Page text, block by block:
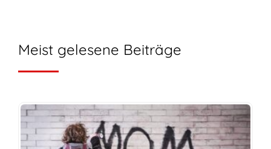
Meist gelesene Beiträge